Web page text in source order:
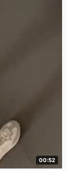
00:52